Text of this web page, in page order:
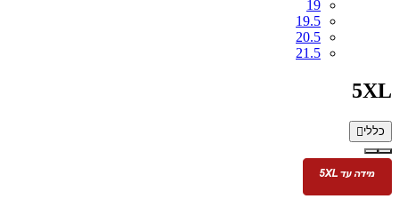
19
19.5
20.5
21.5
5XL
כללי